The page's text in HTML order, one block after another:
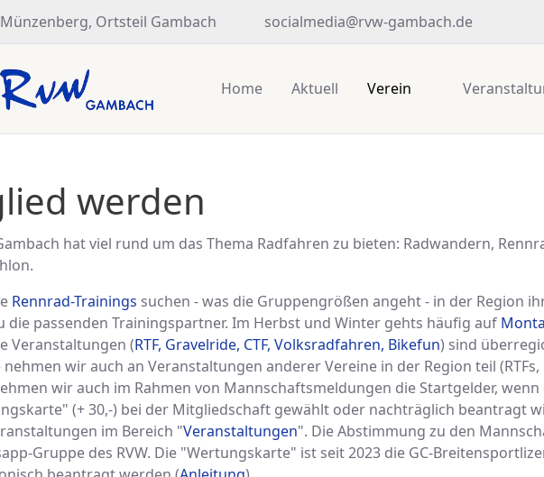
Ortsteil Gambach socialmedia@rvw-gambach.de
Home Aktuell Verein
werden
hat viel rund um das Thema Radfahren zu bieten: Radwandern,
Rennrad-Trainings suchen - was die Gruppengrößen angeht - in der Region
die passenden Trainingspartner. Im Herbst und Winter gehts häufig auf
Veranstaltungen (RTF, Gravelride, CTF, Volksradfahren, Bikefun) sind
nehmen wir auch an Veranstaltungen anderer Vereine in der Region teil (RTFs,
wir auch im Rahmen von Mannschaftsmeldungen die Startgelder,
(+ 30,-) bei der Mitgliedschaft gewählt oder nachträglich beantragt
im Bereich "Veranstaltungen". Die Abstimmung zu den
Gruppe des RVW. Die "Wertungskarte" ist seit 2023 die GC-